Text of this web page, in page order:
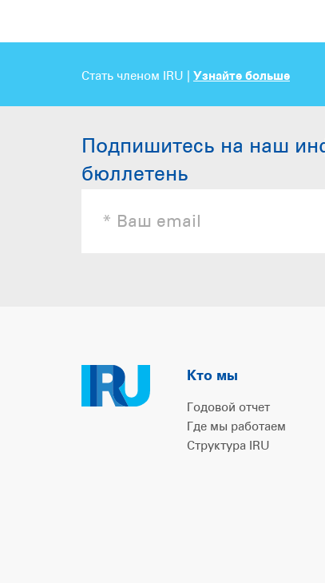
Стать членом IRU | Узнайте больше
Подпишитесь на наш
бюллетень
Кто мы
Годовой отчет
Где мы работаем
Структура IRU